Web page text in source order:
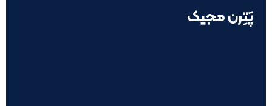
پَتِرن مجیک